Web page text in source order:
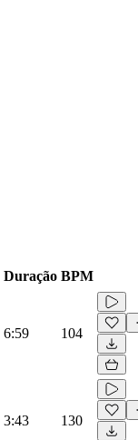
Duração BPM
6:59 104
3:43 130